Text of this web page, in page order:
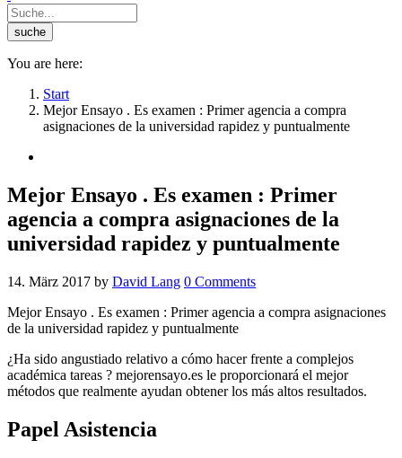
You are here:
Start
Mejor Ensayo . Es examen : Primer agencia a compra
asignaciones de la universidad rapidez y puntualmente
Mejor Ensayo . Es examen : Primer
agencia a compra asignaciones de la
universidad rapidez y puntualmente
14. März 2017 by David Lang 0 Comments
Mejor Ensayo . Es examen : Primer agencia a compra asignaciones
de la universidad rapidez y puntualmente
¿Ha sido angustiado relativo a cómo hacer frente a complejos
académica tareas ? mejorensayo.es le proporcionará el mejor
métodos que realmente ayudan obtener los más altos resultados.
Papel Asistencia